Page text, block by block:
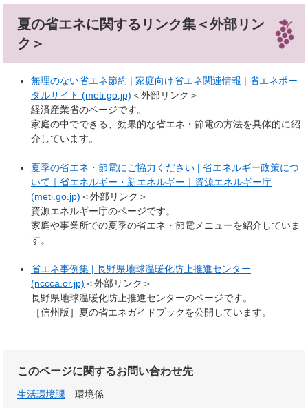
夏の省エネに関するリンク集 ＜外部リン
ク＞
無理のない省エネ節約 | 家庭向け省エネ関連情報 | 省エネポー
タルサイト (meti.go.jp) ＜外部リンク＞
経済産業省のページです。
家庭の中でできる、効果的な省エネ・節電の方法を具体的に紹
介しています。
夏季の省エネ・節電にご協力ください | 省エネルギー政策につ
いて｜省エネルギー・新エネルギー｜資源エネルギー庁
(meti.go.jp) ＜外部リンク＞
資源エネルギー庁のページです。
家庭や事業所での夏季の省エネ・節電メニューを紹介していま
す。
省エネ事例集 | 長野県地球温暖化防止推進センター
(nccca.or.jp) ＜外部リンク＞
長野県地球温暖化防止推進センターのページです。
［信州版］夏の省エネガイドブックを公開しています。
このページに関するお問い合わせ先
生活環境課
環境係